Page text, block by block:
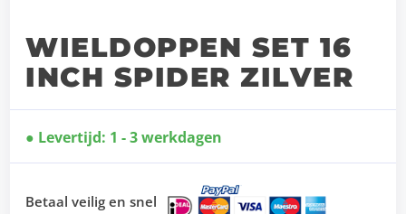
WIELDOPPEN SET 16
INCH SPIDER ZILVER
Levertijd: 1 - 3 werkdagen
Betaal veilig en snel